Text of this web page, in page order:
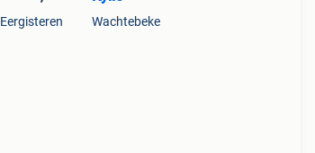
Eergisteren Wachtebeke